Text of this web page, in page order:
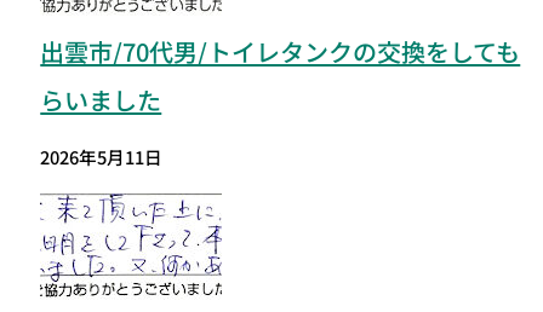
出雲市/70代男/トイレタンクの交換をしても
らいました
2026年5月11日